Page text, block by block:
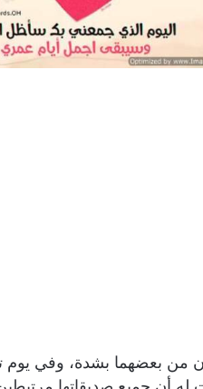
من بعضهما بشدة، وفي يوم